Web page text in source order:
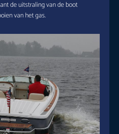
de uitstraling van de boot
van het gas.